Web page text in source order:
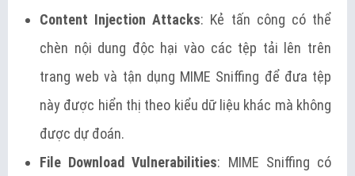
Content Injection Attacks: Kẻ tấn công có thể
chèn nội dung độc hại vào các tệp tải lên trên
trang web và tận dụng MIME Sniffing để đưa tệp
này được hiển thị theo kiểu dữ liệu khác mà không
được dự đoán.
File Download Vulnerabilities: MIME Sniffing có